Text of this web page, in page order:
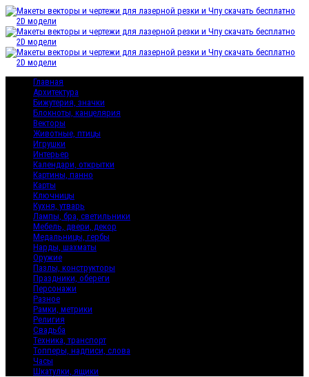
Главная
Архитектура
Бижутерия, значки
Блокноты, канцелярия
Векторы
Животные, птицы
Игрушки
Интерьер
Календари, открытки
Картины, панно
Карты
Ключницы
Кухня, утварь
Лампы, бра, светильники
Мебель, двери, декор
Медальницы, гербы
Нарды, шахматы
Оружие
Пазлы, конструкторы
Праздники, обереги
Персонажи
Разное
Рамки, метрики
Религия
Свадьба
Техника, транспорт
Топперы, надписи, слова
Часы
Шкатулки, ящики